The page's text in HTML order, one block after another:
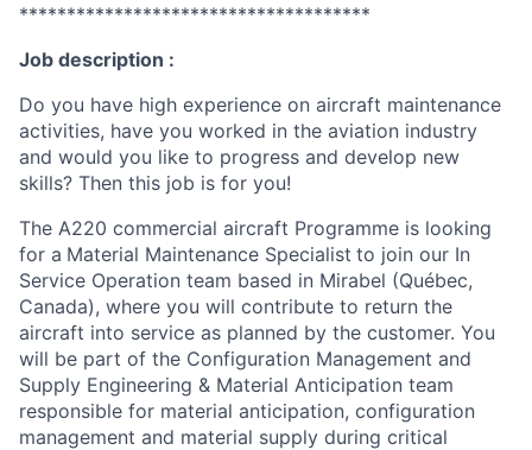
*************************************
Job description :
Do you have high experience on aircraft maintenance
activities, have you worked in the aviation industry
and would you like to progress and develop new
skills? Then this job is for you!
The A220 commercial aircraft Programme is looking
for a Material Maintenance Specialist to join our In
Service Operation team based in Mirabel (Québec,
Canada), where you will contribute to return the
aircraft into service as planned by the customer. You
will be part of the Configuration Management and
Supply Engineering & Material Anticipation team
responsible for material anticipation, configuration
management and material supply during critical